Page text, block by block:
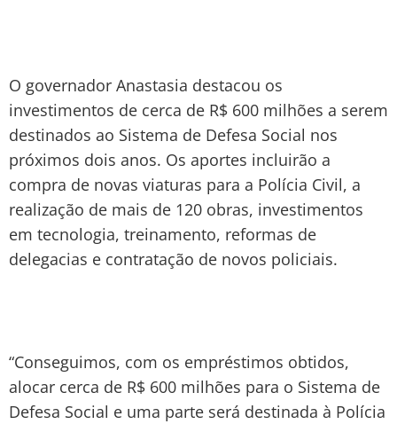
O governador Anastasia destacou os
investimentos de cerca de R$ 600 milhões a serem
destinados ao Sistema de Defesa Social nos
próximos dois anos. Os aportes incluirão a
compra de novas viaturas para a Polícia Civil, a
realização de mais de 120 obras, investimentos
em tecnologia, treinamento, reformas de
delegacias e contratação de novos policiais.
“Conseguimos, com os empréstimos obtidos,
alocar cerca de R$ 600 milhões para o Sistema de
Defesa Social e uma parte será destinada à Polícia